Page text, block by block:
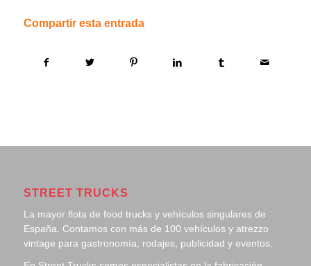
Compartir esta entrada
STREET TRUCKS
La mayor flota de food trucks y vehículos singulares de
España. Contamos con más de 100 vehículos y atrezzo
vintage para gastronomía, rodajes, publicidad y eventos.